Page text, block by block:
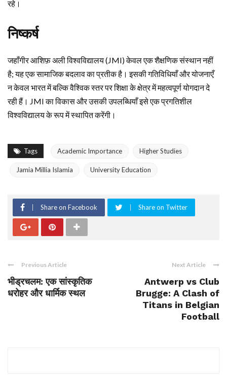
रहे।
निष्कर्ष
जहाँगीर आशिफ़ अली विश्वविद्यालय (JMI) केवल एक शैक्षणिक संस्थान नहीं
है; यह एक सामाजिक बदलाव का प्रतीक है। इसकी गतिविधियाँ और योजनाएँ
न केवल भारत में बल्कि वैश्विक स्तर पर शिक्षा के क्षेत्र में महत्वपूर्ण योगदान दे
रही हैं। JMI का विकास और उसकी उपलब्धियाँ इसे एक प्रगतिशील
विश्वविद्यालय के रूप में स्थापित करेंगी।
Tags Academic Importance Higher Studies
Jamia Millia Islamia University Education
Share on Facebook Share on Twitter
Previous Article
भीड्रचलम: एक सांस्कृतिक
धरोहर और धार्मिक स्थल
Next Article
Antwerp vs Club
Brugge: A Clash of
Titans in Belgian
Football